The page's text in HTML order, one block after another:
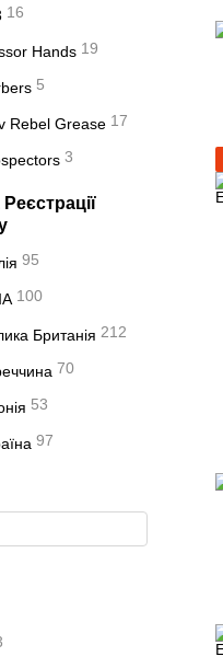
16
Hands 19
5
Rebel Grease 17
3
Реєстрації
95
100
Британія 212
70
53
97